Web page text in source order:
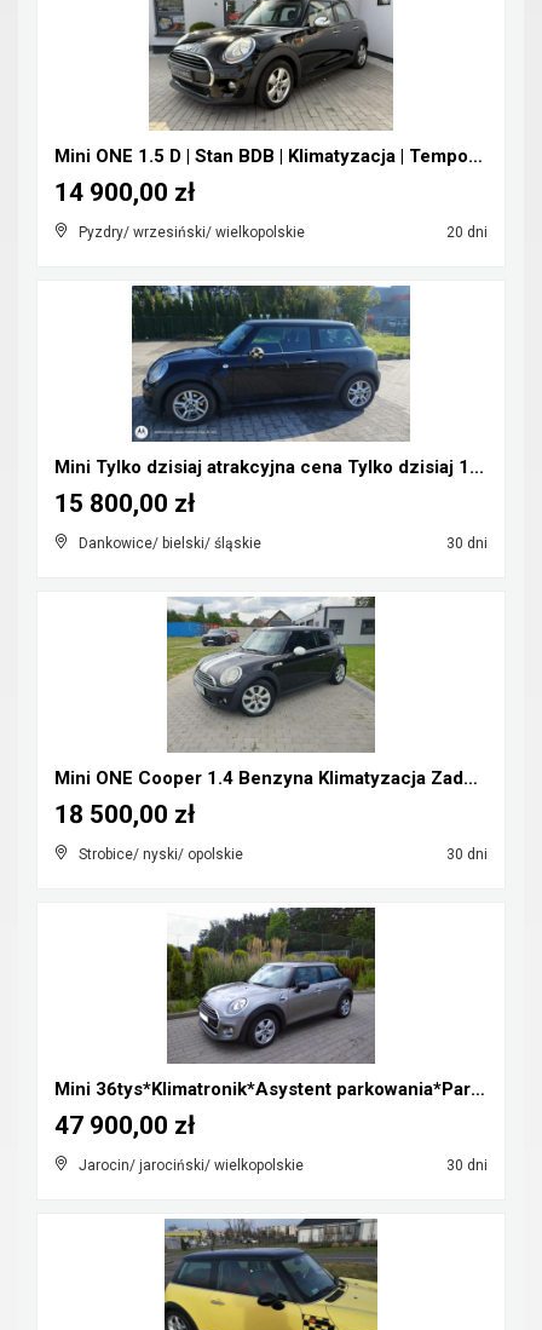
Mini ONE 1.5 D | Stan BDB | Klimatyzacja | Tempoma...
Pyzdry/ wrzesiński/ wielkopolskie 20 dni
14 900,00 zł
Mini Tylko dzisiaj atrakcyjna cena Tylko dzisiaj 1...
Dankowice/ bielski/ śląskie 30 dni
15 800,00 zł
Mini ONE Cooper 1.4 Benzyna Klimatyzacja Zadbany R...
Strobice/ nyski/ opolskie 30 dni
18 500,00 zł
Mini 36tys*Klimatronik*Asystent parkowania*Parki p...
Jarocin/ jarociński/ wielkopolskie 30 dni
47 900,00 zł